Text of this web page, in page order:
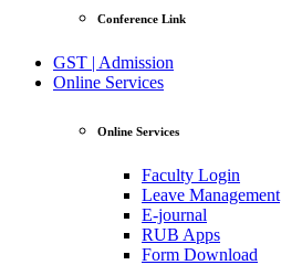
Conference Link
GST | Admission
Online Services
Online Services
Faculty Login
Leave Management
E-journal
RUB Apps
Form Download